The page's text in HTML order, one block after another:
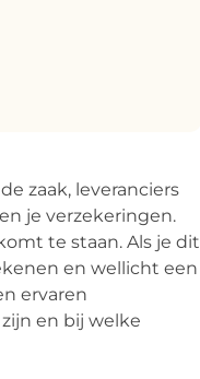
zaak, leveranciers
je verzekeringen.
te staan. Als je dit
en wellicht een
ervaren
en bij welke